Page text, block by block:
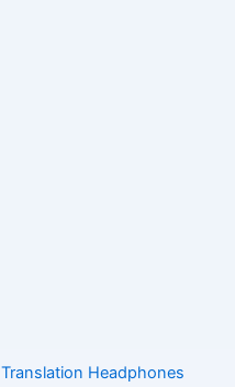
Translation Headphones